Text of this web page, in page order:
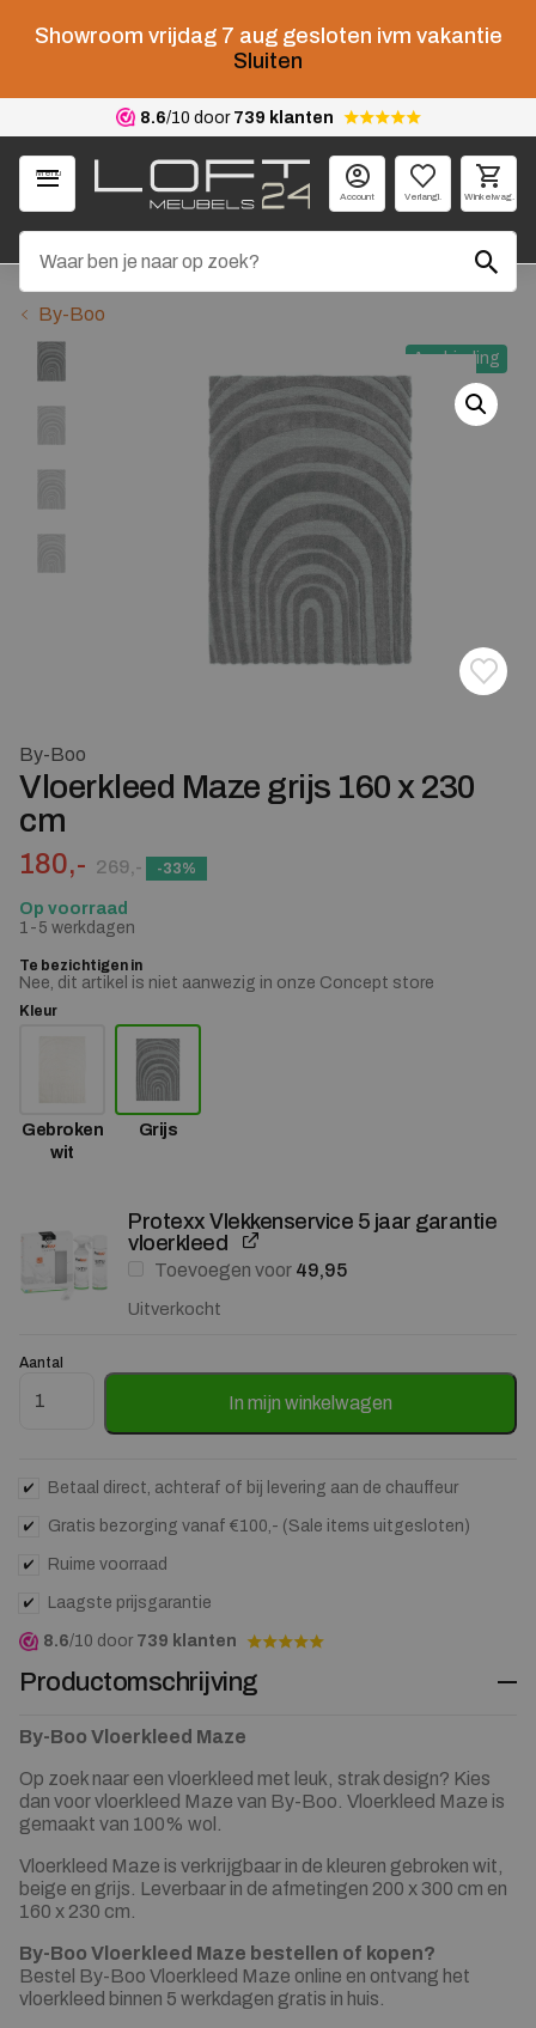
Showroom vrijdag 7 aug gesloten ivm vakantie
Sluiten
8.6/10 door 739 klanten
Menu
Account Verlangl. Winkelwag.
By-Boo
Aanbieding
By-Boo
Vloerkleed Maze grijs 160 x 230
cm
269,-
Oorspronkelijke prijs was: 269,-.
180,-
Huidige prijs is: 180,-.
-33%
Op voorraad
1-5 werkdagen
Te bezichtigen in
Nee, dit artikel is niet aanwezig in onze Concept store
Kleur
Gebroken
wit
Grijs
Protexx Vlekkenservice 5 jaar garantie
vloerkleed
Toevoegen voor 49,95
Uitverkocht
Aantal
Vloerkleed Maze grijs 160 x 230 cm aantal
In mijn winkelwagen
Betaal direct, achteraf of bij levering aan de chauffeur
Gratis bezorging vanaf €100,- (Sale items uitgesloten)
Ruime voorraad
Laagste prijsgarantie
8.6/10 door 739 klanten
Productomschrijving
By-Boo Vloerkleed Maze
Op zoek naar een vloerkleed met leuk, strak design? Kies
dan voor vloerkleed Maze van By-Boo. Vloerkleed Maze is
gemaakt van 100% wol.
Vloerkleed Maze is verkrijgbaar in de kleuren gebroken wit,
beige en grijs. Leverbaar in de afmetingen 200 x 300 cm en
160 x 230 cm.
By-Boo Vloerkleed Maze bestellen of kopen?
Bestel By-Boo Vloerkleed Maze online en ontvang het
vloerkleed binnen 5 werkdagen gratis in huis.